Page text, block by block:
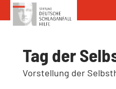
Zum Inhalt springen
Tag der
Vorstellung der